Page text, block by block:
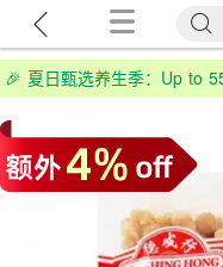
🎉 夏日甄选养生季：Up to